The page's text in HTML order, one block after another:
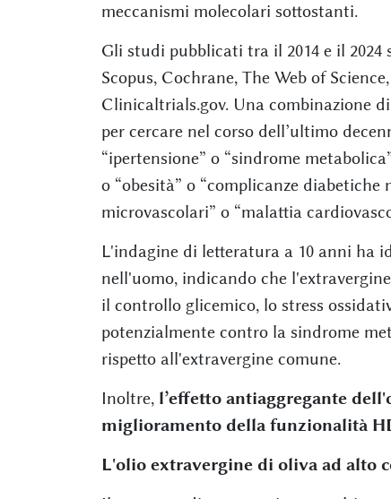
meccanismi molecolari sottostanti.
Gli studi pubblicati tra il 2014 e il
Scopus, Cochrane, The Web of
Clinicaltrials.gov. Una combinazione
per cercare nel corso dell’ultimo
“ipertensione” o “sindrome
o “obesità” o “complicanze
microvascolari” o “malattia
L'indagine di letteratura a 10 anni ha
nell'uomo, indicando che
il controllo glicemico, lo stress
potenzialmente contro la sindrome
rispetto all'extravergine comune.
Inoltre, l’effetto antiaggregante
miglioramento della funzionalità
L'olio extravergine di oliva ad alto